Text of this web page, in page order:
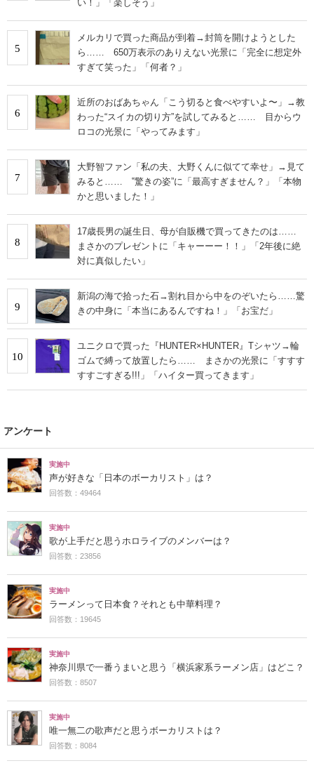
い！」「楽しそう」
5
メルカリで買った商品が到着→封筒を開けようとした
ら…… 650万表示のありえない光景に「完全に想定外
すぎて笑った」「何者？」
6
近所のおばあちゃん「こう切ると食べやすいよ〜」→教
わった“スイカの切り方”を試してみると…… 目からウ
ロコの光景に「やってみます」
7
大野智ファン「私の夫、大野くんに似てて幸せ」→見て
みると…… ‟驚きの姿”に「最高すぎません？」「本物
かと思いました！」
8
17歳長男の誕生日、母が自販機で買ってきたのは……
まさかのプレゼントに「キャーーー！！」「2年後に絶
対に真似したい」
9
新潟の海で拾った石→割れ目から中をのぞいたら……驚
きの中身に「本当にあるんですね！」「お宝だ」
10
ユニクロで買った『HUNTER×HUNTER』Tシャツ→輪
ゴムで縛って放置したら…… まさかの光景に「すすす
すすごすぎる!!!」「ハイター買ってきます」
アンケート
実施中
声が好きな「日本のボーカリスト」は？
回答数：49464
実施中
歌が上手だと思うホロライブのメンバーは？
回答数：23856
実施中
ラーメンって日本食？それとも中華料理？
回答数：19645
実施中
神奈川県で一番うまいと思う「横浜家系ラーメン店」はどこ？
回答数：8507
実施中
唯一無二の歌声だと思うボーカリストは？
回答数：8084